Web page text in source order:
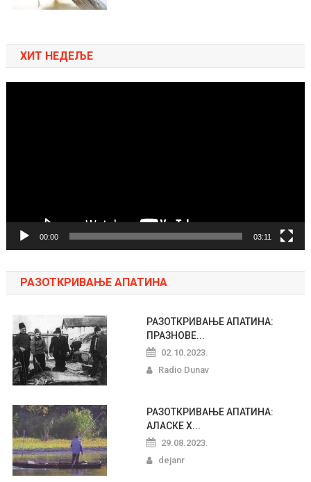
ХИТ НЕДЕЉЕ
00:00 03:11
РАЗОТКРИВАЊЕ АПАТИНА
РАЗОТКРИВАЊЕ АПАТИНА:
ПРАЗНОВЕ...
02.10.2023.
Radio Dunav
РАЗОТКРИВАЊЕ АПАТИНА:
АЛАСКЕ Х...
29.08.2023.
dejanr